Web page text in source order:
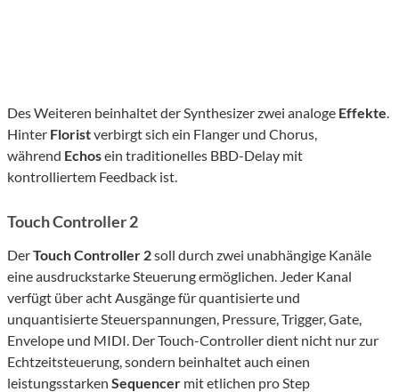
Des Weiteren beinhaltet der Synthesizer zwei analoge Effekte.
Hinter Floristverbirgt sich ein Flanger und Chorus,
während Echosein traditionelles BBD-Delay mit
kontrolliertem Feedback ist.
Touch Controller 2
DerTouch Controller 2soll durch zwei unabhängige Kanäle
eine ausdruckstarke Steuerung ermöglichen. Jeder Kanal
verfügt über acht Ausgänge für quantisierte und
unquantisierte Steuerspannungen, Pressure, Trigger, Gate,
Envelope und MIDI. Der Touch-Controller dient nicht nur zur
Echtzeitsteuerung, sondern beinhaltet auch einen
leistungsstarken Sequencer mit etlichen pro Step